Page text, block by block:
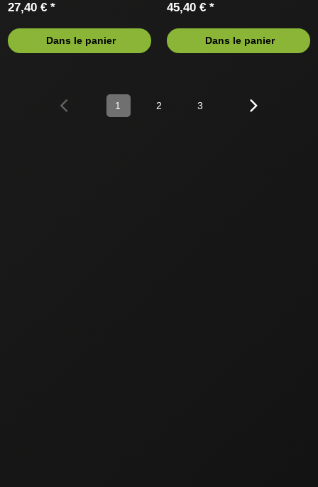
27,40 € *
Dans le panier
45,40 € *
Dans le panier
1 2 3